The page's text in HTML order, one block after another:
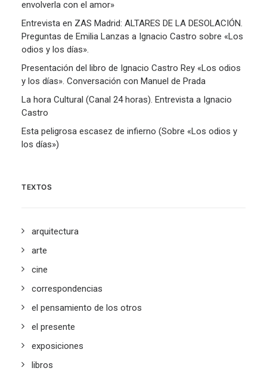
envolverla con el amor»
Entrevista en ZAS Madrid: ALTARES DE LA DESOLACIÓN.
Preguntas de Emilia Lanzas a Ignacio Castro sobre «Los
odios y los días».
Presentación del libro de Ignacio Castro Rey «Los odios
y los días». Conversación con Manuel de Prada
La hora Cultural (Canal 24 horas). Entrevista a Ignacio
Castro
Esta peligrosa escasez de infierno (Sobre «Los odios y
los días»)
TEXTOS
arquitectura
arte
cine
correspondencias
el pensamiento de los otros
el presente
exposiciones
libros